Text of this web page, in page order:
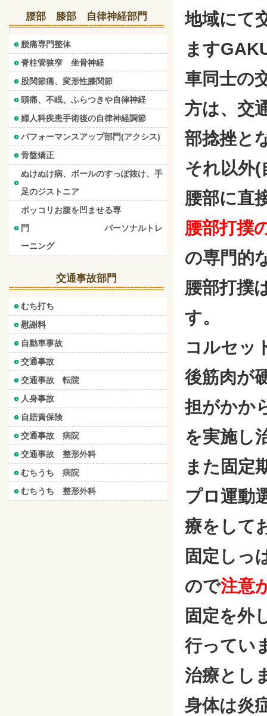
地域にて
ます
車同士の
方は、交
部捻挫と
それ以外(
腰部に直
腰部打撲
の専門的
腰部打撲
す。
コルセッ
後筋肉が
担がかか
を実施し
また固定
プロ運動
療をして
固定しっ
ので注意
固定を外
行ってい
治療とし
身体は炎
腰部 膝部 自律神経部門
腰痛専門整体
脊柱管狭窄 坐骨神経
股関節痛、変形性膝関節
頭痛、不眠、ふらつきや自律神経
婦人科疾患手術後の自律神経調節
パフォーマンスアップ部門(アクシス)
骨盤矯正
ぬけぬけ病、ボールのすっぽ抜け、手
足のジストニア
ポッコリお腹を凹ませる専
門 パーソナルトレ
ーニング
交通事故部門
むち打ち
慰謝料
自動車事故
交通事故
交通事故 転院
人身事故
自賠責保険
交通事故 病院
交通事故 整形外科
むちうち 病院
むちうち 整形外科